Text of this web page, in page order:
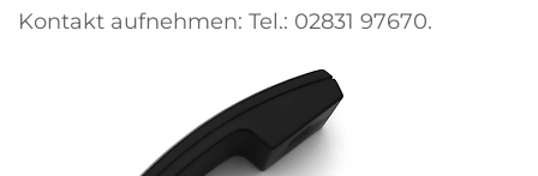
Kontakt aufnehmen: Tel.: 02831 97670.